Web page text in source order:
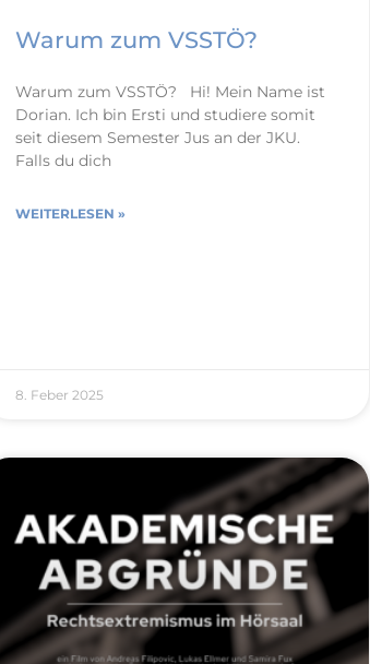
Warum zum VSSTÖ?
Warum zum VSSTÖ? Hi! Mein Name ist
Dorian. Ich bin Ersti und studiere somit
seit diesem Semester Jus an der JKU.
Falls du dich
WEITERLESEN »
8. Feber 2025